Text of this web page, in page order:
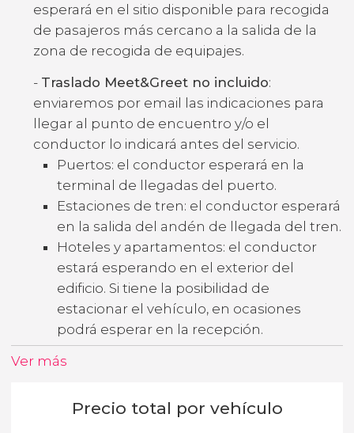
esperará en el sitio disponible para recogida
de pasajeros más cercano a la salida de la
zona de recogida de equipajes.
- Traslado Meet&Greet no incluido:
enviaremos por email las indicaciones para
llegar al punto de encuentro y/o el
conductor lo indicará antes del servicio.
Puertos: el conductor esperará en la
terminal de llegadas del puerto.
Estaciones de tren: el conductor esperará
en la salida del andén de llegada del tren.
Hoteles y apartamentos: el conductor
estará esperando en el exterior del
edificio. Si tiene la posibilidad de
estacionar el vehículo, en ocasiones
podrá esperar en la recepción.
Ver más
Precio total por vehículo